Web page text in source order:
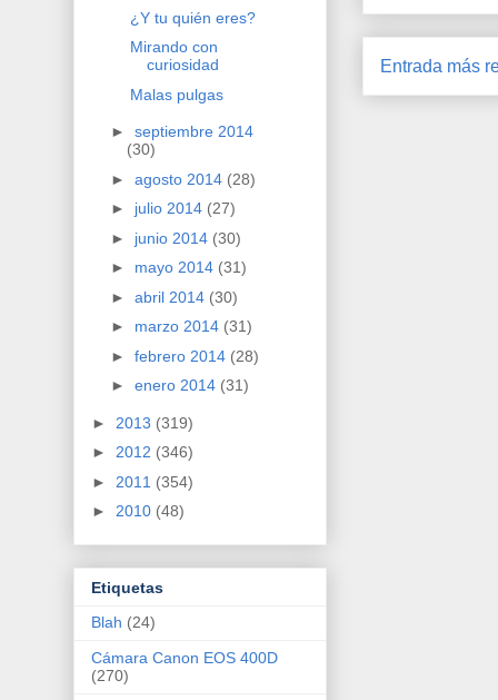
Entrada más
¿Y tu quién eres?
Mirando con
curiosidad
Malas pulgas
► septiembre 2014
(30)
► agosto 2014 (28)
► julio 2014 (27)
► junio 2014 (30)
► mayo 2014 (31)
► abril 2014 (30)
► marzo 2014 (31)
► febrero 2014 (28)
► enero 2014 (31)
► 2013 (319)
► 2012 (346)
► 2011 (354)
► 2010 (48)
Etiquetas
Blah (24)
Cámara Canon EOS 400D
(270)